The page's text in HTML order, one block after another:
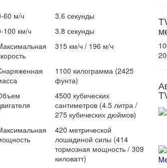
60 м/ч
3.6 секунды
100 км/ч
3.8 секунды
315 км/ч / 196 м/ч
1100 килограмма (2425
фунта)
4500 кубических
сантиметров (4.5 литра /
275 кубических дюймов)
420 метрической
лошадиной силы (414
тормозная мощность / 309
киловатт)